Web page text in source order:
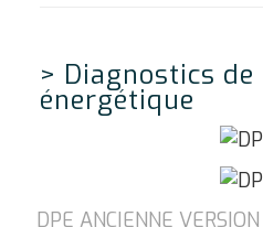
> Diagnostics
énergétique
DPE ANCIENNE VERSION